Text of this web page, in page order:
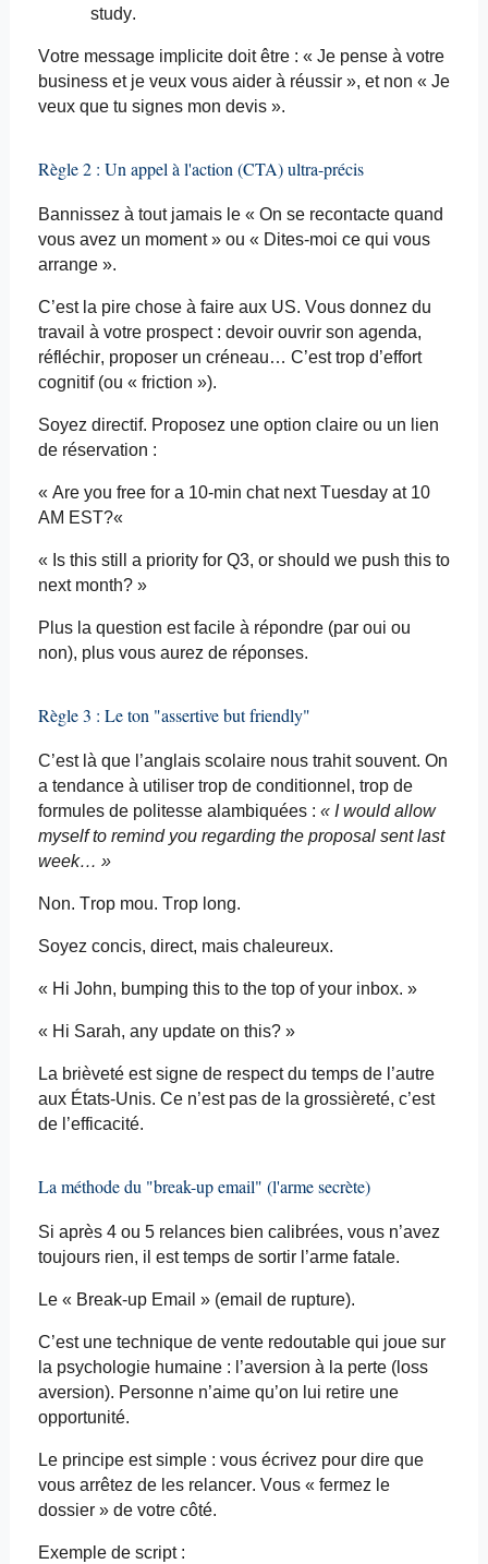
study.
Votre message implicite doit être : « Je pense à votre
business et je veux vous aider à réussir », et non « Je
veux que tu signes mon devis ».
Règle 2 : Un appel à l'action (CTA)ultra-précis
Bannissez à tout jamais le « On se recontacte quand
vous avez un moment » ou « Dites-moi ce qui vous
arrange ».
C’est la pire chose à faire aux US. Vous donnez du
travail à votre prospect : devoir ouvrir son agenda,
réfléchir, proposer un créneau… C’est trop d’effort
cognitif (ou « friction »).
Soyez directif. Proposez une option claire ou un lien
de réservation :
« Are you free for a 10-min chat nextTuesday at 10
AM EST?«
« Is this still a priorityfor Q3, or should wepush thisto
next month? »
Plus la question est facile à répondre (par oui ou
non), plus vous aurez de réponses.
Règle 3 : Le ton "assertive butfriendly"
C’est là que l’anglais scolaire nous trahit souvent. On
a tendance à utiliser trop de conditionnel, trop de
formules de politesse alambiquées : « Iwould allow
myselfto remind you regardingthe proposalsent last
week… »
Non. Trop mou. Trop long.
Soyez concis, direct, mais chaleureux.
« Hi John, bumping thisto the top ofyour inbox. »
« Hi Sarah, anyupdate on this? »
La brièveté est signe de respect du temps de l’autre
aux États-Unis. Ce n’est pas de la grossièreté, c’est
de l’efficacité.
La méthode du "break-upemail" (l'arme secrète)
Si après 4 ou 5 relances bien calibrées, vous n’avez
toujours rien, il est temps de sortir l’arme fatale.
Le « Break-up Email »(email de rupture).
C’est une technique de vente redoutable qui joue sur
la psychologie humaine : l’aversion à la perte (loss
aversion). Personne n’aime qu’on lui retire une
opportunité.
Le principe est simple : vous écrivez pour dire que
vous arrêtez de les relancer. Vous « fermez le
dossier » de votre côté.
Exemple de script :